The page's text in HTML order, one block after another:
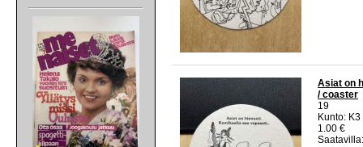
Asiat on
/ coaster
19
Kunto:
1.00 €